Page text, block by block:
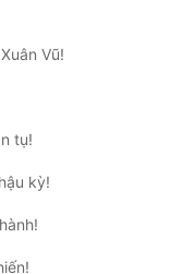
Vũ!
tụ!
kỳ!